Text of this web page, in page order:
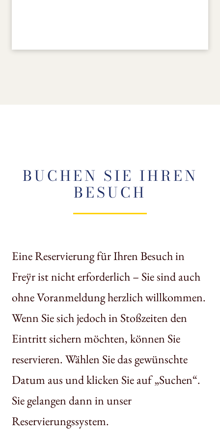
BUCHEN SIE IHREN
BESUCH
Eine Reservierung für Ihren Besuch in
Freÿr ist nicht erforderlich – Sie sind auch
ohne Voranmeldung herzlich willkommen.
Wenn Sie sich jedoch in Stoßzeiten den
Eintritt sichern möchten, können Sie
reservieren. Wählen Sie das gewünschte
Datum aus und klicken Sie auf „Suchen“.
Sie gelangen dann in unser
Reservierungssystem.